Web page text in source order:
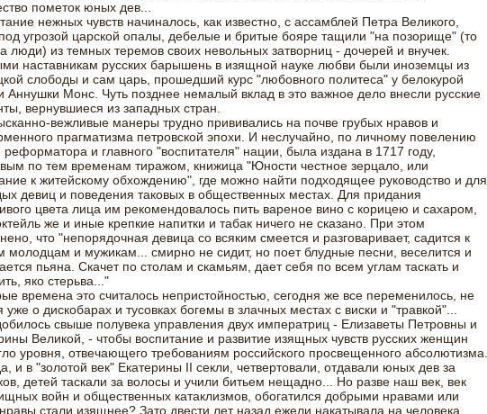
пометок юных дев...
нежных чувств начиналось, как известно, с ассамблей Петра Великого,
под угрозой царской опалы, дебелые и бритые бояре тащили "на позорище" (то
люди) из темных теремов своих невольных затворниц - дочерей и внучек.
наставникам русских барышень в изящной науке любви были иноземцы из
слободы и сам царь, прошедший курс "любовного политеса" у белокурой
Аннушки Монс. Чуть позднее немалый вклад в это важное дело внесли русские
вернувшиеся из западных стран.
вежливые манеры трудно прививались на почве грубых нравов и
прагматизма петровской эпохи. И неслучайно, по личному повелению
реформатора и главного "воспитателя" нации, была издана в 1717 году,
по тем временам тиражом, книжица "Юности честное зерцало, или
к житейскому обхождению", где можно найти подходящее руководство и для
девиц и поведения таковых в общественных местах. Для придания
цвета лица им рекомендовалось пить вареное вино с корицею и сахаром,
же и иные крепкие напитки и табак ничего не сказано. При этом
что "непорядочная девица со всяким смеется и разговаривает, садится к
молодцам и мужикам... смирно не сидит, но поет блудные песни, веселится и
пьяна. Скачет по столам и скамьям, дает себя по всем углам таскать и
яко стерьва..."
времена это считалось непристойностью, сегодня же все переменилось, не
уже о дискобарах и тусовках богемы в злачных местах с виски и "травкой"...
свыше полувека управления двух императриц - Елизаветы Петровны и
Великой, - чтобы воспитание и развитие изящных чувств русских женщин
уровня, отвечающего требованиям российского просвещенного абсолютизма.
и в "золотой век" Екатерины II секли, четвертовали, отдавали юных дев за
детей таскали за волосы и учили битьем нещадно... Но разве наш век, век
войн и общественных катаклизмов, обогатился добрыми нравами или
стали изящнее? Зато двести лет назад ежели накатывала на человека